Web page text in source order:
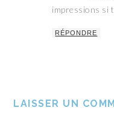
impressions si
RÉPONDRE
LAISSER UN